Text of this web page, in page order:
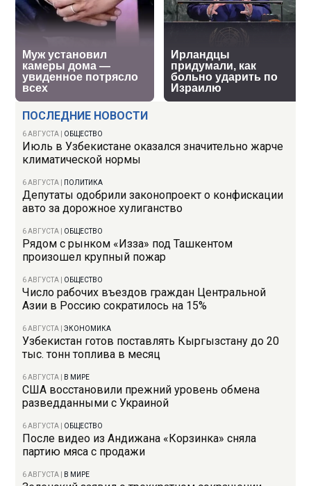
ПОСЛЕДНИЕ НОВОСТИ
6 АВГУСТА ОБЩЕСТВО
Июль в Узбекистане оказался значительно жарче
климатической нормы
6 АВГУСТА ПОЛИТИКА
Депутаты одобрили законопроект о конфискации
авто за дорожное хулиганство
6 АВГУСТА ОБЩЕСТВО
Рядом с рынком «Изза» под Ташкентом
произошел крупный пожар
6 АВГУСТА ОБЩЕСТВО
Число рабочих въездов граждан Центральной
Азии в Россию сократилось на 15%
6 АВГУСТА |ЭКОНОМИКА
Узбекистан готов поставлять Кыргызстану до 20
тыс. тонн топлива в месяц
6 АВГУСТА В МИРЕ
США восстановили прежний уровень обмена
разведданными с Украиной
6 АВГУСТА ОБЩЕСТВО
После видео из Андижана «Корзинка» сняла
партию мяса с продажи
6 АВГУСТА В МИРЕ